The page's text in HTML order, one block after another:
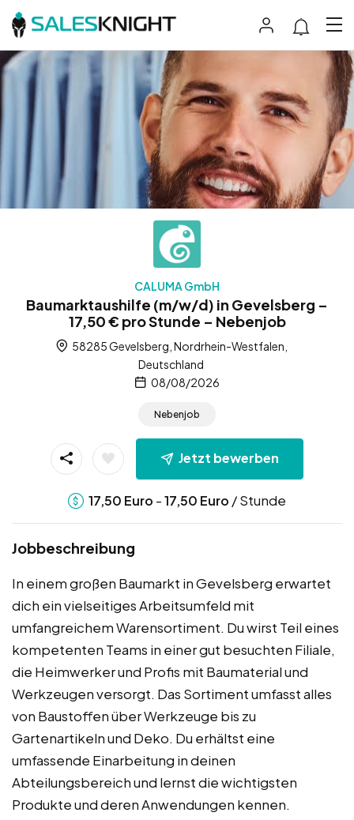
CALUMA GmbH
Baumarktaushilfe (m/w/d) in Gevelsberg –
17,50 € pro Stunde – Nebenjob
58285 Gevelsberg, Nordrhein-Westfalen,
Deutschland
08/08/2026
Nebenjob
Jetzt bewerben
17,50 Euro -17,50 Euro / Stunde
Jobbeschreibung
In einem großen Baumarkt in Gevelsberg erwartet
dich ein vielseitiges Arbeitsumfeld mit
umfangreichem Warensortiment. Du wirst Teil eines
kompetenten Teams in einer gut besuchten Filiale,
die Heimwerker und Profis mit Baumaterial und
Werkzeugen versorgt. Das Sortiment umfasst alles
von Baustoffen über Werkzeuge bis zu
Gartenartikeln und Deko. Du erhältst eine
umfassende Einarbeitung in deinen
Abteilungsbereich und lernst die wichtigsten
Produkte und deren Anwendungen kennen.